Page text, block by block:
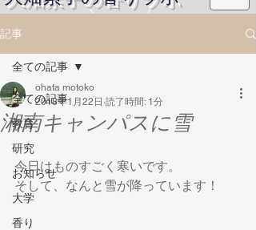
記事
全ての記事
教育
研究
お知らせ
大学
香り
全ての記事
湘南キャンパスに雪
ohata motoko
2018年1月22日 読了時間: 1分
今日はものすごく寒いです。
そして、なんと雪が降っています！